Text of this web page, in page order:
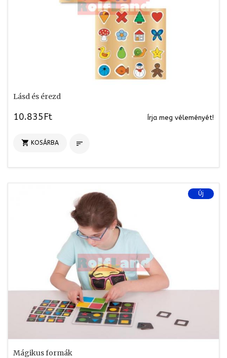
Lásd és érezd
10.835Ft Írja meg véleményét!
 KOSÁRBA 
Új
Mágikus formák